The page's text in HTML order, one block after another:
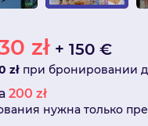
zł + 150 €
zł при бронировании
200 zł
нужна только